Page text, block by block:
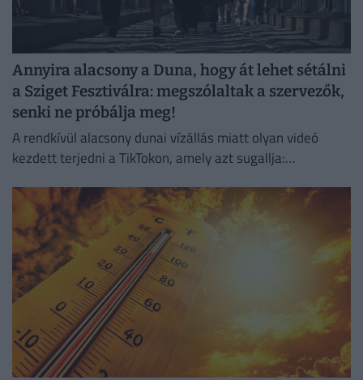
Annyira alacsony a Duna, hogy át lehet sétálni
a Sziget Fesztiválra: megszólaltak a szervezők,
senki ne próbálja meg!
A rendkívül alacsony dunai vízállás miatt olyan videó
kezdett terjedni a TikTokon, amely azt sugallja: